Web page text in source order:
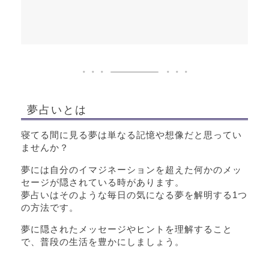
夢占いとは
寝てる間に見る夢は単なる記憶や想像だと思ってい
ませんか？
夢には自分のイマジネーションを超えた何かのメッ
セージが隠されている時があります。
夢占いはそのような毎日の気になる夢を解明する1つ
の方法です。
夢に隠されたメッセージやヒントを理解すること
で、普段の生活を豊かにしましょう。